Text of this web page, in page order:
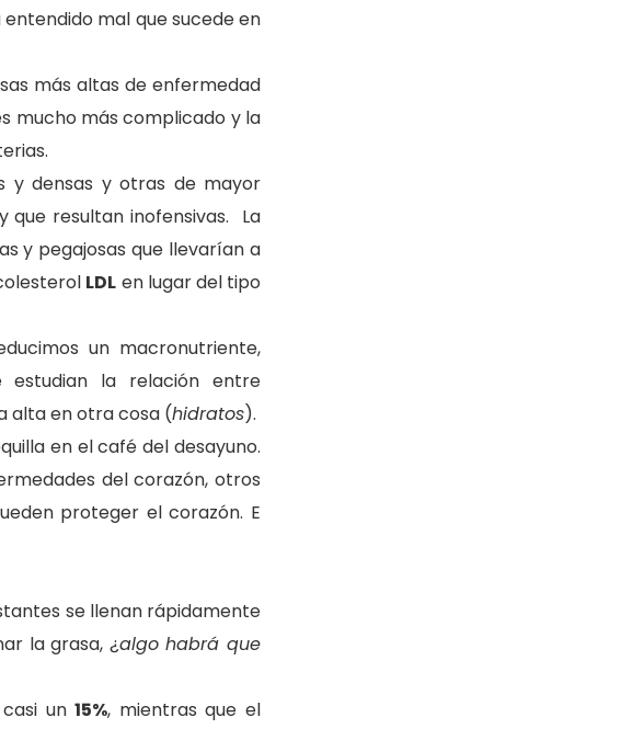
mal que sucede en
más altas de enfermedad
mucho más complicado y la
y densas y otras de mayor
que resultan inofensivas. La
y pegajosas que llevarían a
LDL en lugar del tipo
un macronutriente,
estudian la relación entre
alta en otra cosa (hidratos).
en el café del desayuno.
del corazón, otros
proteger el corazón. E
se llenan rápidamente
la grasa, ¿algo habrá que
casi un15%, mientras que el